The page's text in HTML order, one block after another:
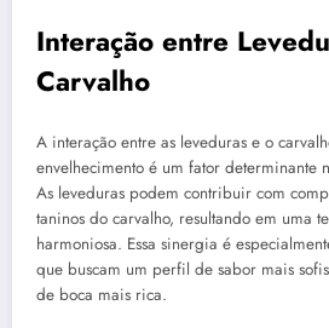
Interação entre
Carvalho
A interação entre as leveduras e o
envelhecimento é um fator determinante
As leveduras podem contribuir com
taninos do carvalho, resultando em uma
harmoniosa. Essa sinergia é
que buscam um perfil de sabor mais
de boca mais rica.